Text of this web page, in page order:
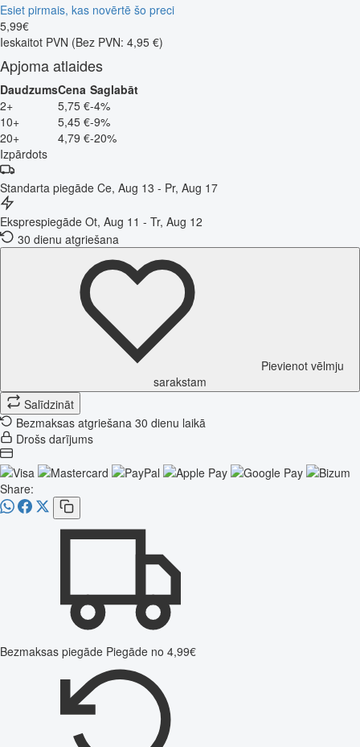
Esiet pirmais, kas novērtē šo preci
5,99€
Ieskaitot PVN (Bez PVN: 4,95 €)
Apjoma atlaides
DaudzumsCena Saglabāt
2+
5,75 €-4%
10+
5,45 €-9%
20+
4,79 €-20%
Izpārdots
Standarta piegāde Ce, Aug 13 - Pr, Aug 17
Eksprespiegāde Ot, Aug 11 - Tr, Aug 12
30 dienu atgriešana
Pievienot vēlmju
sarakstam
Salīdzināt
Bezmaksas atgriešana 30 dienu laikā
Drošs darījums
Share:
Bezmaksas piegāde Piegāde no 4,99€